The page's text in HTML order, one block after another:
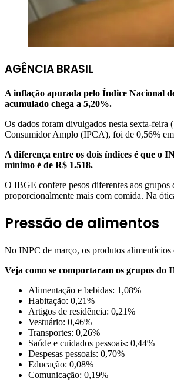
AGÊNCIA BRASIL
A inflação apurada pelo Índice Nacional
acumulado chega a 5,20%.
Os dados foram divulgados nesta sexta-
Consumidor Amplo (IPCA), foi de 0,56%
A diferença entre os dois índices é que o
mínimo é de R$ 1.518.
O IBGE confere pesos diferentes aos
proporcionalmente mais com comida. Na
Pressão de alimentos
No INPC de março, os produtos alimentícios
Veja como se comportaram os grupos do
Alimentação e bebidas: 1,08%
Habitação: 0,21%
Artigos de residência: 0,21%
Vestuário: 0,46%
Transportes: 0,26%
Saúde e cuidados pessoais: 0,44%
Despesas pessoais: 0,70%
Educação: 0,08%
Comunicação: 0,19%